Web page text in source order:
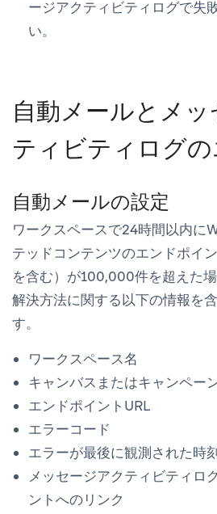
ージアクティビティログで失
い。
自動メールとメッ
ティビティログの
自動メールの設定
ワークスペースで24時間以内に
テッドコンテンツのエンドポイ
を含む）が100,000件を超えた
解決方法に関する以下の情報を
す。
ワークスペース名
キャンバスまたはキャンペー
エンドポイントURL
エラーコード
エラーが最後に観測された時
メッセージアクティビティロ
ントへのリンク